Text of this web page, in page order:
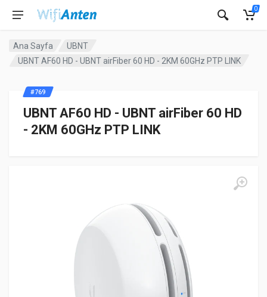
0
Ana Sayfa
UBNT
UBNT AF60 HD - UBNT airFiber 60 HD - 2KM 60GHz PTP LINK
UBNT AF60 HD - UBNT airFiber 60 HD
- 2KM 60GHz PTP LINK
#769